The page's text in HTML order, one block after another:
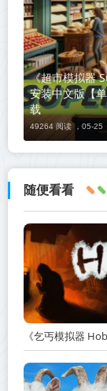
《超市模拟器
安装中文版【
载
49264 阅读 ， 05-25
随便看看